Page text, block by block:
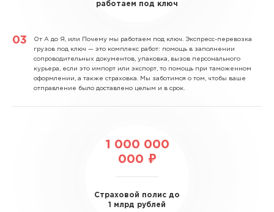
работаем под ключ
От А до Я, или Почему мы работаем под ключ. Экспресс-перевозка
грузов под ключ — это комплекс работ: помощь в заполнении
сопроводительных документов, упаковка, вызов персонального
курьера, если это импорт или экспорт, то помощь при таможенном
оформлении, а также страховка. Мы заботимся о том, чтобы ваше
отправление было доставлено целым и в срок.
1 000 000
000 ₽
Страховой полис до
1 млрд рублей